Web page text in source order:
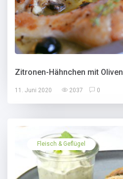
Zitronen-Hähnchen mit Oliven
11. Juni 2020 2037 0
Fleisch & Geflügel